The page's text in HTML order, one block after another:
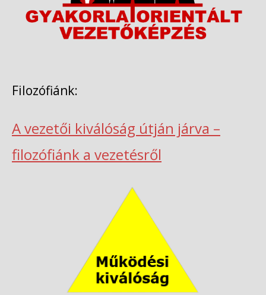
Filozófiánk:
A vezetői kiválóság útján járva –
filozófiánk a vezetésről